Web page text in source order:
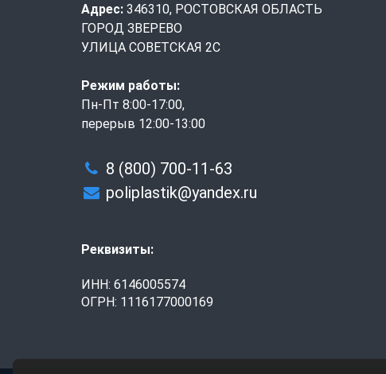
Адрес: 346310, РОСТОВСКАЯ ОБЛАСТЬ
ГОРОД ЗВЕРЕВО
УЛИЦА СОВЕТСКАЯ 2С
Режим работы:
Пн-Пт 8:00-17:00,
перерыв 12:00-13:00
8 (800) 700-11-63
poliplastik@yandex.ru
Реквизиты:
ИНН: 6146005574
ОГРН: 1116177000169